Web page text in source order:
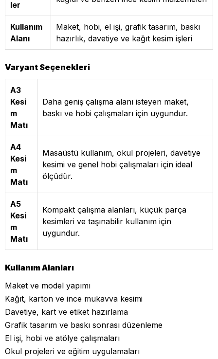
ler
Kullanım
Alanı
Maket, hobi, el işi, grafik tasarım, baskı
hazırlık, davetiye ve kağıt kesim işleri
Varyant Seçenekleri
A3
Kesi
m
Matı
Daha geniş çalışma alanı isteyen maket,
baskı ve hobi çalışmaları için uygundur.
A4
Kesi
m
Matı
Masaüstü kullanım, okul projeleri, davetiye
kesimi ve genel hobi çalışmaları için ideal
ölçüdür.
A5
Kesi
m
Matı
Kompakt çalışma alanları, küçük parça
kesimleri ve taşınabilir kullanım için
uygundur.
Kullanım Alanları
Maket ve model yapımı
Kağıt, karton ve ince mukavva kesimi
Davetiye, kart ve etiket hazırlama
Grafik tasarım ve baskı sonrası düzenleme
El işi, hobi ve atölye çalışmaları
Okul projeleri ve eğitim uygulamaları